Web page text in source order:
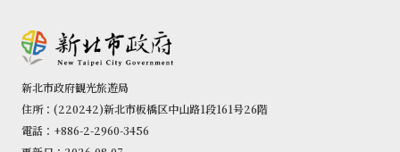
新北市政府観光旅遊局
住所：(220242)新北市板橋区中山路1段161号26階
電話：+886-2-2960-3456